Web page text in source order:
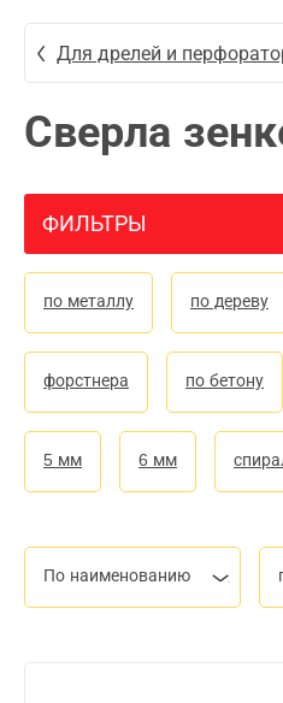
Для дрелей и
Сверла
ФИЛЬТРЫ
по металлу по дереву
форстнера по бетону
5 мм 6 мм
По наименованию